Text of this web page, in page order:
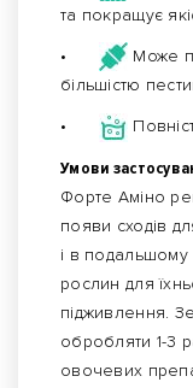
та покращує
•
Може
більшістю
•
Умови
Форте Аміно
появи сходів
і в подальшому
рослин для
підживлення.
обробляти 1-3
овочевих